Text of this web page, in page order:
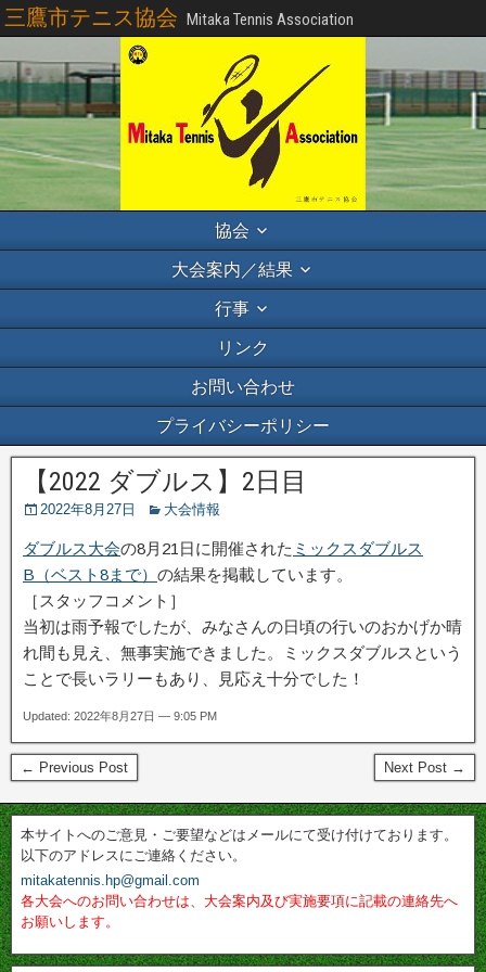
三鷹市テニス協会 Mitaka Tennis Association
協会
大会案内／結果
行事
リンク
お問い合わせ
プライバシーポリシー
【2022 ダブルス】2日目
2022年8月27日 大会情報
ダブルス大会の8月21日に開催された ミックスダブルス
B（ベスト8まで） の結果を掲載しています。
［スタッフコメント］
当初は雨予報でしたが、みなさんの日頃の行いのおかげか晴
れ間も見え、無事実施できました。ミックスダブルスという
ことで長いラリーもあり、見応え十分でした！
Updated: 2022年8月27日 — 9:05 PM
← Previous Post Next Post →
本サイトへのご意見・ご要望などはメールにて受け付けております。
以下のアドレスにご連絡ください。
mitakatennis.hp@gmail.com
各大会へのお問い合わせは、大会案内及び実施要項に記載の連絡先へ
お願いします。